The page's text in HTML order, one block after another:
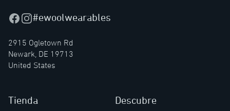
Facebook
Instagram
#ewoolwearables
2915 Ogletown Rd
Newark, DE 19713
United States
Tienda Descubre